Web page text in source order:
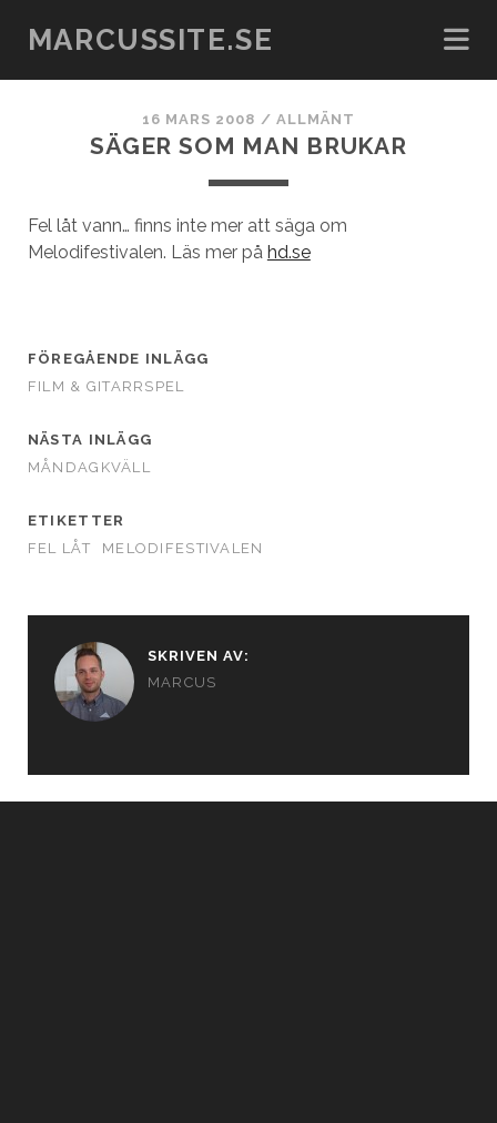
MARCUSSITE.SE
16 MARS 2008 / ALLMÄNT
SÄGER SOM MAN BRUKAR
Fel låt vann… finns inte mer att säga om
Melodifestivalen. Läs mer på hd.se
FÖREGÅENDE INLÄGG
FILM & GITARRSPEL
NÄSTA INLÄGG
MÅNDAGKVÄLL
ETIKETTER
FEL LÅT
MELODIFESTIVALEN
SKRIVEN AV:
MARCUS